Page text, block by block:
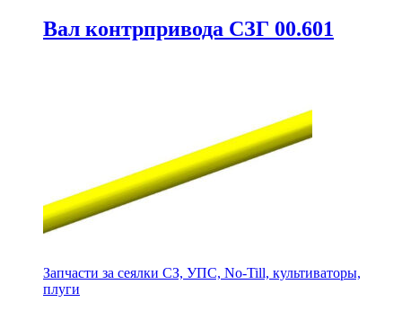
Вал контрпривода СЗГ 00.601
Запчасти за сеялки СЗ, УПС, No-Till, культиваторы,
плуги